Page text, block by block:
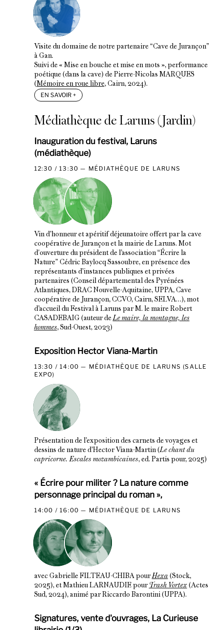
Visite du domaine de notre partenaire “Cave de Jurançon”
à Gan.
Suivi de « Mise en bouche et mise en mots », performance
poétique (dans la cave) de Pierre-Nicolas MARQUES
(Mémoire en roue libre, Cairn, 2024).
EN SAVOIR +
Médiathèque de Laruns (Jardin)
Inauguration du festival, Laruns
(médiathèque)
12:30 / 13:30 MÉDIATHÈQUE DE LARUNS
Vin d’honneur et apéritif déjeunatoire offert par la cave
coopérative de Jurançon et la mairie de Laruns. Mot
d'ouverture du président de l’association “Écrire la
Nature” Cédric Baylocq Sassoubre, en présence des
représentants d’instances publiques et privées
partenaires (Conseil départemental des Pyrénées
Atlantiques, DRAC Nouvelle-Aquitaine, UPPA, Cave
coopérative de Jurançon, CCVO, Cairn, SELVA…), mot
d’accueil du Festival à Laruns par M. le maire Robert
CASADEBAIG (auteur deLe maire, la montagne, les
hommes, Sud-Ouest, 2023)
Exposition Hector Viana-Martin
13:30 / 14:00
MÉDIATHÈQUE DE LARUNS (SALLE
EXPO)
Présentation de l’exposition des carnets de voyages et
dessins de nature d’Hector Viana-Martin ( Le chant du
capricorne. Escales mozambicaines, ed. Partis pour, 2025)
« Écrire pour militer ? La nature comme
personnage principal du roman »,
14:00 / 16:00 MÉDIATHÈQUE DE LARUNS
avec Gabrielle FILTEAU-CHIBA pourHexa (Stock,
2025), et Mathieu LARNAUDIE pour Trash Vortex(Actes
Sud, 2024), animé par Riccardo Barontini (UPPA).
Signatures, vente d'ouvrages, La Curieuse